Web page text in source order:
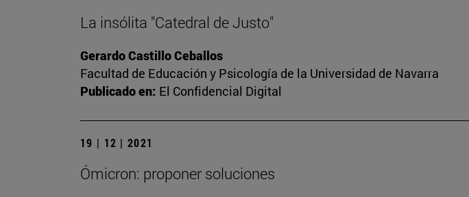
La insólita "Catedral de Justo"
Gerardo Castillo Ceballos
Facultad de Educación y Psicología de la Universidad de Navarra
Publicado en: El Confidencial Digital
19 | 12 | 2021
Ómicron: proponer soluciones